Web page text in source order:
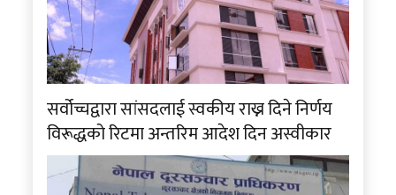
सर्वोच्चद्वारा सांसदलाई स्वकीय राख्न दिने निर्णय
विरूद्धको रिटमा अन्तरिम आदेश दिन अस्वीकार